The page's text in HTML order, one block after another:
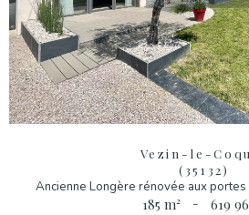
Vezin-le-
(35132)
Ancienne Longère rénovée aux portes
185 m² - 619